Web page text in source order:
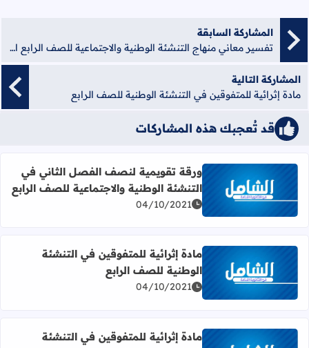
المشاركة السابقة
تفسير معاني منهاج التنشئة الوطنية والاجتماعية للصف الرابع الفصل الثاني
المشاركة التالية
مادة إثرائية للمتفوقين في التنشئة الوطنية للصف الرابع
قد تُعجبك هذه المشاركات
اقرأ المزيد عن ورقة تقويمية لنصف الفصل الثاني في
ورقة تقويمية لنصف الفصل الثاني في
التنشئة الوطنية والاجتماعية للصف الرابع
04/10/2021
اقرأ المزيد عن مادة إثرائية للمتفوقين في التنشئة الوطنية
مادة إثرائية للمتفوقين في التنشئة
الوطنية للصف الرابع
04/10/2021
مادة إثرائية للمتفوقين في التنشئة